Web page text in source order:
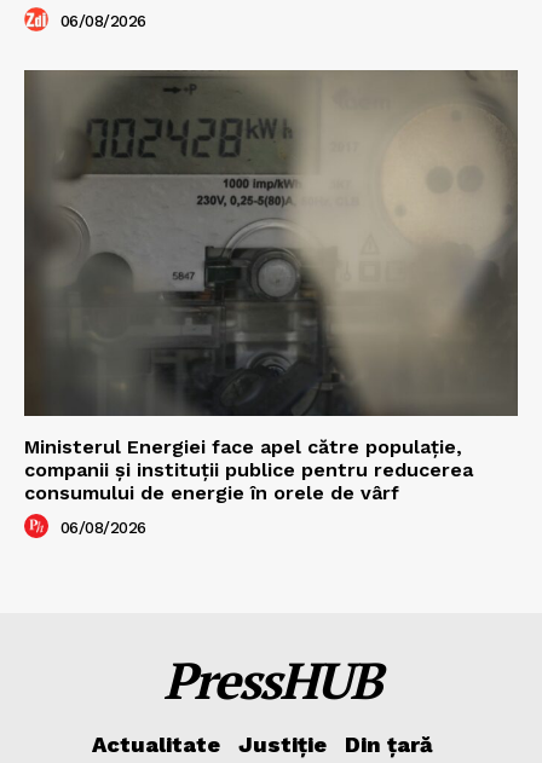
06/08/2026
Ministerul Energiei face apel către populație,
companii și instituții publice pentru reducerea
consumului de energie în orele de vârf
06/08/2026
PressHUB
Actualitate Justiție
Din țară